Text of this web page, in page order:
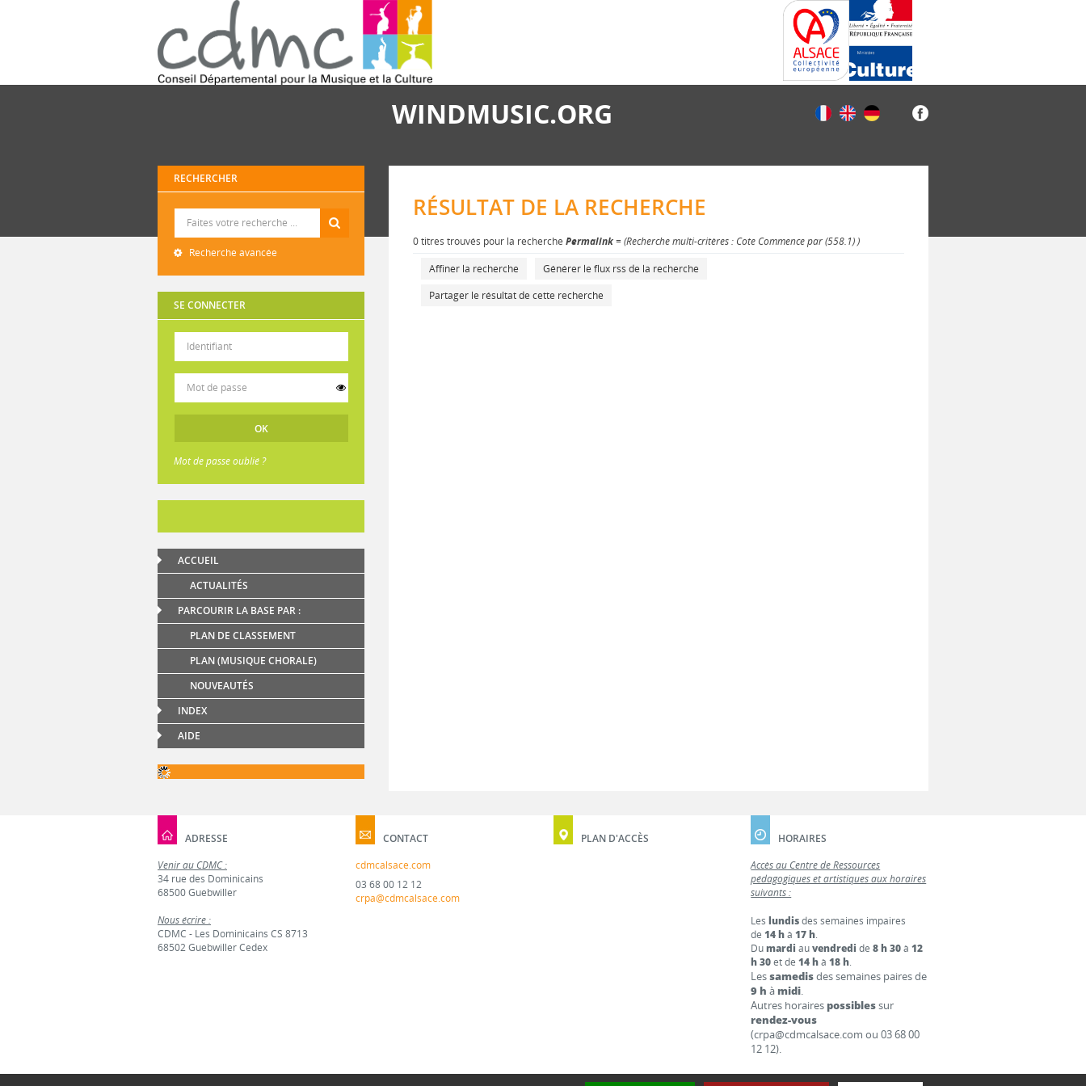
WINDMUSIC.ORG
RECHERCHER
Recherche avancée
SE CONNECTER
Mot de passe oublié ?
ACCUEIL
ACTUALITÉS
PARCOURIR LA BASE PAR :
PLAN DE CLASSEMENT
PLAN (MUSIQUE CHORALE)
NOUVEAUTÉS
INDEX
AIDE
RÉSULTAT DE LA RECHERCHE
0 titres trouvés pour la recherche Permalink= (Recherche multi-critères : Cote Commence par (558.1) )
Affiner la recherche
Générer le flux rss de la recherche
Partager le résultat de cette recherche
ADRESSE
Venir au CDMC :
34 rue des Dominicains
68500 Guebwiller
Nous écrire :
CDMC - Les Dominicains CS 8713
68502 Guebwiller Cedex
CONTACT
cdmcalsace.com
03 68 00 12 12
crpa@cdmcalsace.com
PLAN D'ACCÈS
HORAIRES
Accès au Centre de Ressources
pédagogiques et artistiques aux horaires
suivants :
Leslundisdes semaines impaires
de14 hà17 h.
Dumardi auvendredi de8 h 30à12
h 30et de14 hà18 h.
Lessamedisdes semaines paires de
9 h à midi.
Autres horaires possiblessur
rendez-vous
(crpa@cdmcalsace.com ou 03 68 00
12 12).